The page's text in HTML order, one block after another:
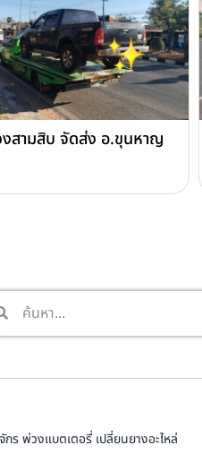
สามสิบ จัดส่ง อ.ขุนหาญ
ร พ่วงแบตเตอรี่ เปลี่ยนยางอะไหล่